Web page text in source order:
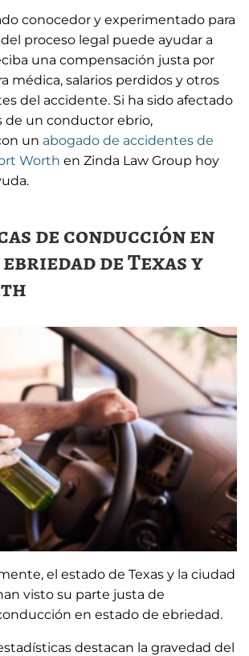
s
l
conocedor y experimentado para
proceso legal puede ayudar a
una compensación justa por
médica, salarios perdidos y otros
del accidente. Si ha sido afectado
de un conductor ebrio,
un abogado de accidentes de
Worth en Zinda Law Group hoy
de conducción en
de Texas y
el estado de Texas y la ciudad
visto su parte justa de
en estado de ebriedad.
destacan la gravedad del